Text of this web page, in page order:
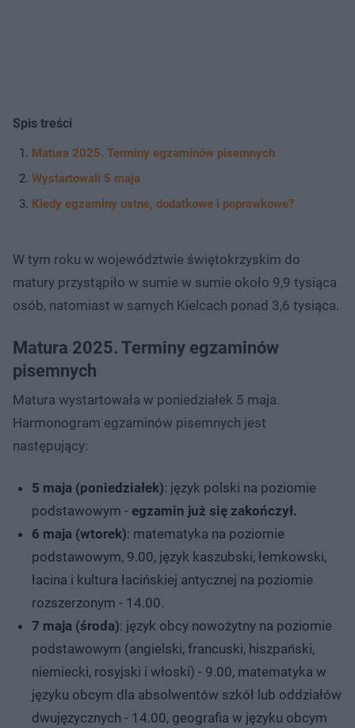
Spis treści
Matura 2025. Terminy egzaminów pisemnych
Wystartowali 5 maja
Kiedy egzaminy ustne, dodatkowe i poprawkowe?
W tym roku w województwie świętokrzyskim do
matury przystąpiło w sumie w sumie około 9,9 tysiąca
osób, natomiast w samych Kielcach ponad 3,6 tysiąca.
Matura 2025. Terminy egzaminów
pisemnych
Matura wystartowała w poniedziałek 5 maja.
Harmonogram egzaminów pisemnych jest
następujący:
5 maja (poniedziałek): język polski na poziomie
podstawowym - egzamin już się zakończył.
6 maja (wtorek): matematyka na poziomie
podstawowym, 9.00, język kaszubski, łemkowski,
łacina i kultura łacińskiej antycznej na poziomie
rozszerzonym - 14.00.
7 maja (środa): język obcy nowożytny na poziomie
podstawowym (angielski, francuski, hiszpański,
niemiecki, rosyjski i włoski) - 9.00, matematyka w
języku obcym dla absolwentów szkół lub oddziałów
dwujęzycznych - 14.00, geografia w języku obcym